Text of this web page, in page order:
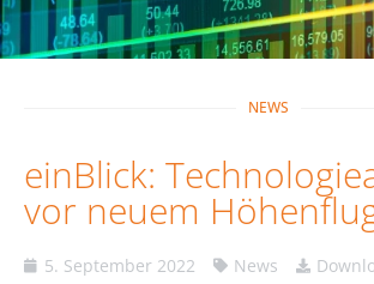
NEWS
einBlick:
vor neuem
5. September 2022 News